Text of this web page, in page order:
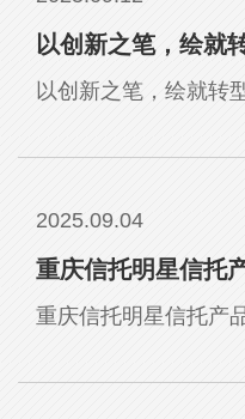
以创新之笔，绘就
以创新之笔，绘就转
2025.09.04
重庆信托明星信托
重庆信托明星信托产